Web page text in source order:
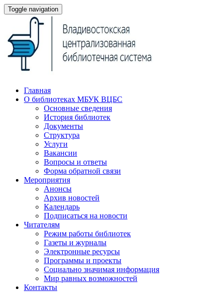
Toggle navigation
Главная
О библиотеках МБУК ВЦБС
Основные сведения
История библиотек
Документы
Структура
Услуги
Вакансии
Вопросы и ответы
Форма обратной связи
Мероприятия
Анонсы
Архив новостей
Календарь
Подписаться на новости
Читателям
Режим работы библиотек
Газеты и журналы
Электронные ресурсы
Программы и проекты
Социально значимая информация
Мир равных возможностей
Контакты